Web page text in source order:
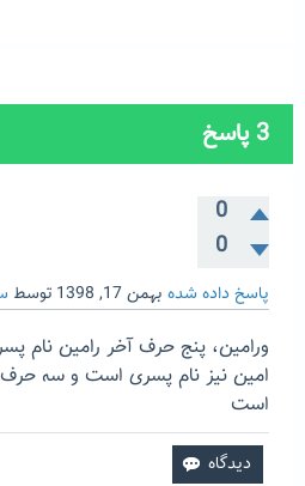
3پاسخ
0
0
پاسخ داده شده بهمن 17, 1398 توسط
ورامین، پنج حرف آخر رامین نام
امین نیز نام پسری است و سه
است